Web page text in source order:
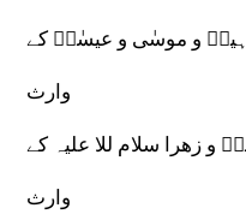
و موسٰی و عیسٰیؑ کے
وارث
و زھرا سلام للا علیہ کے
وارث